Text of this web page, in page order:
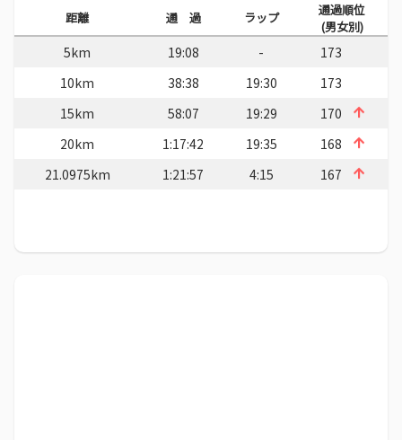
距離 通 過 ラップ
通過順位
(男女別)
5km 19:08 -
173
10km
38:38 19:30
173
15km
58:07 19:29
170
20km
1:17:42 19:35
168
21.0975km
1:21:57 4:15 167